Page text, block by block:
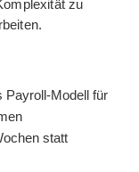
zu
Payroll-Modell für
statt